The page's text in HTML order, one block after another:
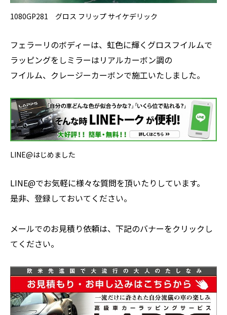
1080GP281 グロス フリップ サイケデリック
フェラーリのボディーは、虹色に輝くグロスフイルムで
ラッピングをしミラーはリアルカーボン調の
フイルム、クレージーカーボンで施工いたしました。
LINE@はじめました
LINE@でお気軽に様々な質問を頂いたりしています。
是非、登録しておいてください。
メールでのお見積り依頼は、下記のバナーをクリックし
てください。